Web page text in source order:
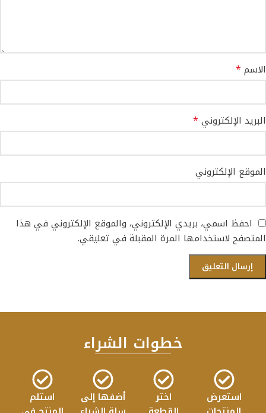
الاسم *
البريد الإلكتروني *
الموقع الإلكتروني
احفظ اسمي، بريدي الإلكتروني، والموقع الإلكتروني في هذا
المتصفح لاستخدامها المرة المقبلة في تعليقي.
خطوات الشراء
استعرض
اختر
أضفها إلى
استلم